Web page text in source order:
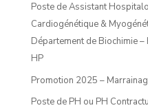
Poste de Assistant
Cardiogénétique &
Département de Biochimie
HP
Promotion 2025 –
Poste de PH ou PH